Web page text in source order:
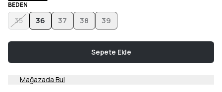
BEDEN
35 36 37 38 39
Sepete Ekle
Mağazada Bul